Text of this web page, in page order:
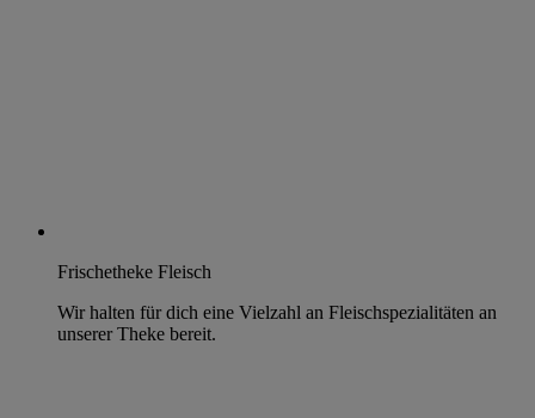
Frischetheke Fleisch
Wir halten für dich eine Vielzahl an Fleischspezialitäten an
unserer Theke bereit.